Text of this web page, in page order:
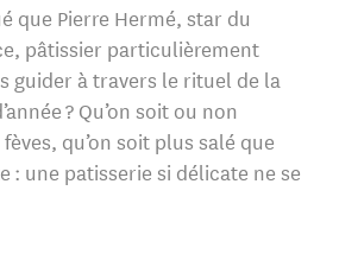
que Pierre Hermé, star du
pâtissier particulièrement
guider à travers le rituel de la
? Qu’on soit ou non
qu’on soit plus salé que
: une patisserie si délicate ne se